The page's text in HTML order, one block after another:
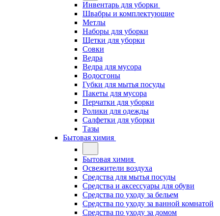
Инвентарь для уборки
Швабры и комплектующие
Метлы
Наборы для уборки
Щетки для уборки
Совки
Ведра
Ведра для мусора
Водосгоны
Губки для мытья посуды
Пакеты для мусора
Перчатки для уборки
Ролики для одежды
Салфетки для уборки
Тазы
Бытовая химия
Бытовая химия
Освежители воздуха
Средства для мытья посуды
Средства и аксессуары для обуви
Средства по уходу за бельем
Средства по уходу за ванной комнатой
Средства по уходу за домом